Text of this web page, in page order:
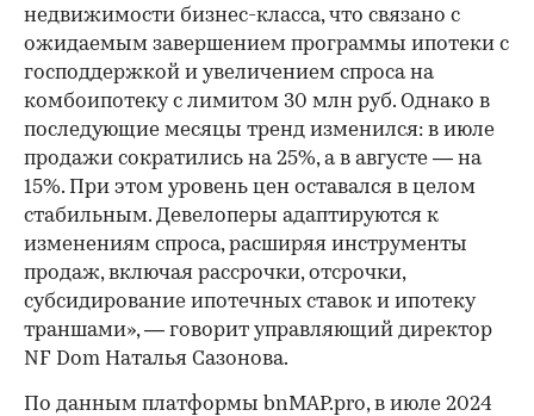
недвижимости бизнес-класса, что связано с
ожидаемым завершением программы ипотеки с
господдержкой и увеличением спроса на
комбоипотеку с лимитом 30 млн руб. Однако в
последующие месяцы тренд изменился: в июле
продажи сократились на 25%, а в августе — на
15%. При этом уровень цен оставался в целом
стабильным. Девелоперы адаптируются к
изменениям спроса, расширяя инструменты
продаж, включая рассрочки, отсрочки,
субсидирование ипотечных ставок и ипотеку
траншами», — говорит управляющий директор
NF Dom Наталья Сазонова.
По данным платформы bnMAP.pro, в июле 2024